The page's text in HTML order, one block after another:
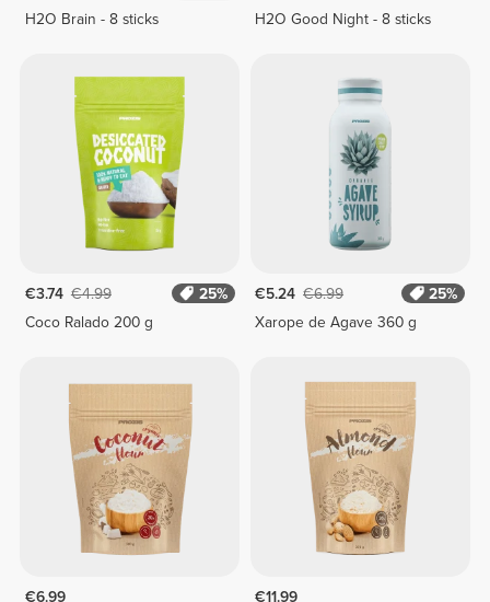
H2O Brain - 8 sticks
H2O Good Night - 8 sticks
€3.74 €4.99
25%
Coco Ralado 200 g
€5.24 €6.99
25%
Xarope de Agave 360 g
€6.99 €11.99